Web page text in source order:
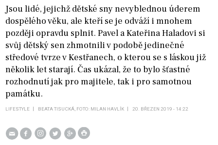
Jsou lidé, jejichž dětské sny nevyblednou úderem
dospělého věku, ale kteří se je odváží i mnohem
později opravdu splnit. Pavel a Kateřina Haladovi si
svůj dětský sen zhmotnili v podobě jedinečné
středové tvrze v Kestřanech, o kterou se s láskou již
několik let starají. Čas ukázal, že to bylo šťastné
rozhodnutí jak pro majitele, tak i pro samotnou
památku.
LIFESTYLE BEATA TISUCKÁ, FOTO: MILAN HAVLÍK 20. BŘEZEN 2019 - 14:22